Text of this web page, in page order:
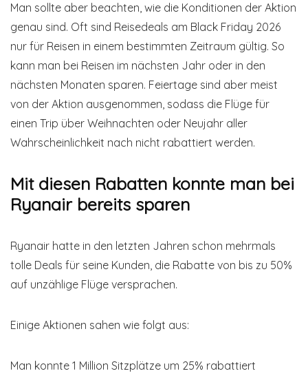
Man sollte aber beachten, wie die Konditionen der Aktion
genau sind. Oft sind Reisedeals am Black Friday 2026
nur für Reisen in einem bestimmten Zeitraum gültig. So
kann man bei Reisen im nächsten Jahr oder in den
nächsten Monaten sparen. Feiertage sind aber meist
von der Aktion ausgenommen, sodass die Flüge für
einen Trip über Weihnachten oder Neujahr aller
Wahrscheinlichkeit nach nicht rabattiert werden.
Mit diesen Rabatten konnte man bei
Ryanair bereits sparen
Ryanair hatte in den letzten Jahren schon mehrmals
tolle Deals für seine Kunden, die Rabatte von bis zu 50%
auf unzählige Flüge versprachen.
Einige Aktionen sahen wie folgt aus:
Man konnte 1 Million Sitzplätze um 25% rabattiert